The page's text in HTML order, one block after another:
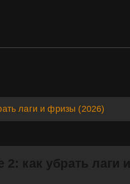
лаги и фризы (2026)
как убрать лаги и